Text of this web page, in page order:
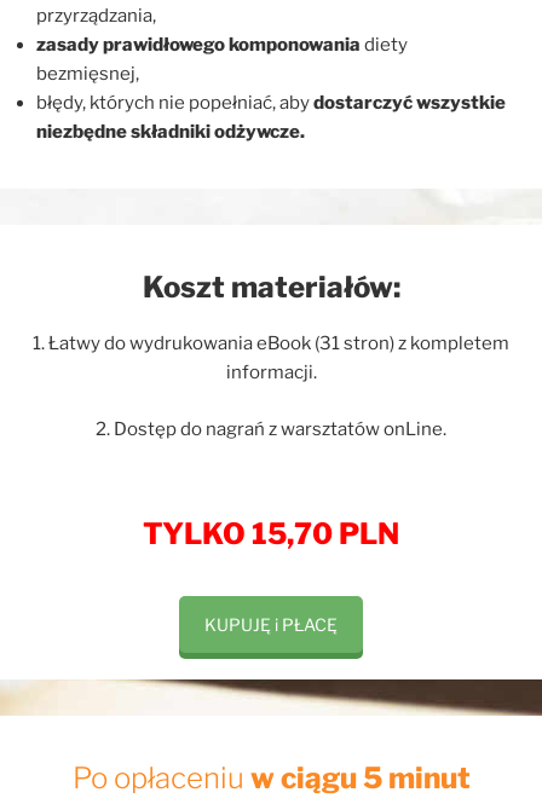
przyrządzania,
zasady prawidłowego komponowania diety
bezmięsnej,
błędy, których nie popełniać, abydostarczyć wszystkie
niezbędne składniki odżywcze.
Koszt materiałów:
1. Łatwy do wydrukowania eBook (31 stron) z kompletem
informacji.
2. Dostęp do nagrań z warsztatów onLine.
TYLKO 15,70 PLN
KUPUJĘ i PŁACĘ
Po opłaceniu w ciągu 5 minut